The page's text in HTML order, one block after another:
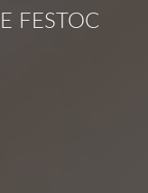
FESTOC